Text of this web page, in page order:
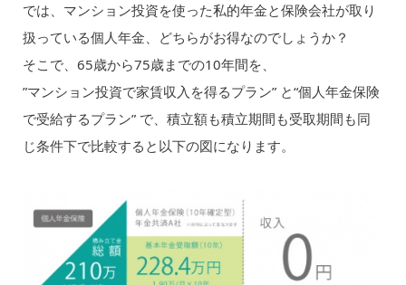
では、マンション投資を使った私的年金と保険会社が取り
扱っている個人年金、どちらがお得なのでしょうか？
そこで、65歳から75歳までの10年間を、
”マンション投資で家賃収入を得るプラン” と“個人年金保険
で受給するプラン” で、積立額も積立期間も受取期間も同
じ条件下で比較すると以下の図になります。